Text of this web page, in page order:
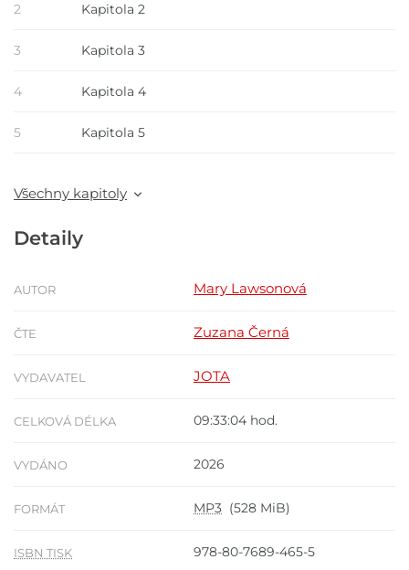
2 Kapitola 2
3 Kapitola 3
4 Kapitola 4
5 Kapitola 5
Všechny kapitoly
Detaily
AUTOR Mary Lawsonová
ČTE Zuzana Černá
VYDAVATEL JOTA
CELKOVÁ DÉLKA 09:33:04 hod.
VYDÁNO 2026
FORMÁT MP3 (528 MiB)
ISBN TISK 978-80-7689-465-5